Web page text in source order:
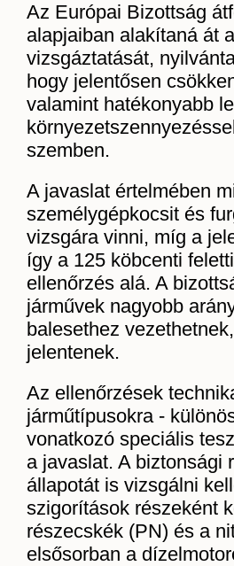
Az Európai Bizottság
alapjaiban alakítaná át
vizsgáztatását,
hogy jelentősen
valamint hatékonyabb
szemben.
A javaslat értelmében
személygépkocsit és
vizsgára vinni, míg a
így a 125 köbcenti
ellenőrzés alá. A
járművek nagyobb
balesethez
jelentenek.
Az ellenőrzések
járműtípusokra -
vonatkozó speciális
a javaslat. A biztonsági
állapotát is vizsgálni
szigorítások részeként
részecskék (PN) és a
elsősorban a